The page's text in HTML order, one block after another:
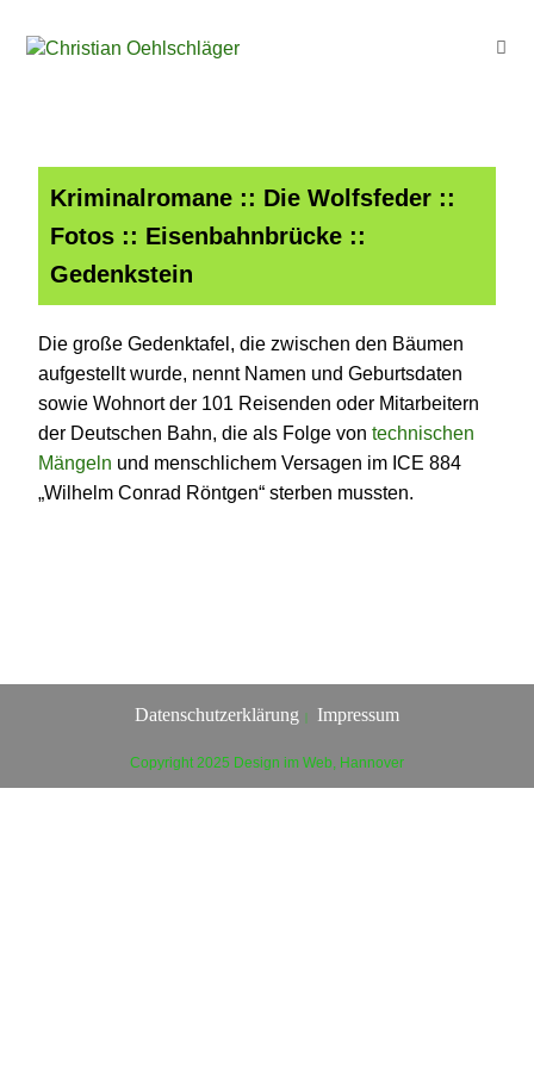
Kriminalromane :: Die Wolfsfeder ::
Fotos :: Eisenbahnbrücke ::
Gedenkstein
Die große Gedenktafel, die zwischen den Bäumen
aufgestellt wurde, nennt Namen und Geburtsdaten
sowie Wohnort der 101 Reisenden oder Mitarbeitern
der Deutschen Bahn, die als Folge vontechnischen
Mängeln und menschlichem Versagen im ICE 884
„Wilhelm Conrad Röntgen“ sterben mussten.
Datenschutzerklärung Impressum
Copyright 2025 Design im Web, Hannover